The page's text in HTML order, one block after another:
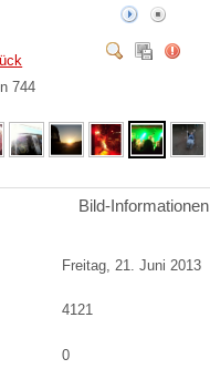
744
Bild-Informationen
Freitag, 21. Juni 2013
4121
0